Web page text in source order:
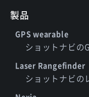
製品
GPS wearable
ショットナビの
Laser Rangefinder
ショットナビの